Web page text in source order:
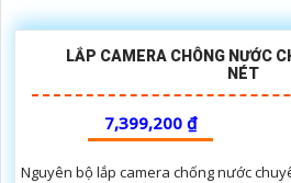
LẮP CAMERA CHÔNG NƯỚC
NÉT
7,399,200 ₫
Nguyên bộ lắp camera chống nước